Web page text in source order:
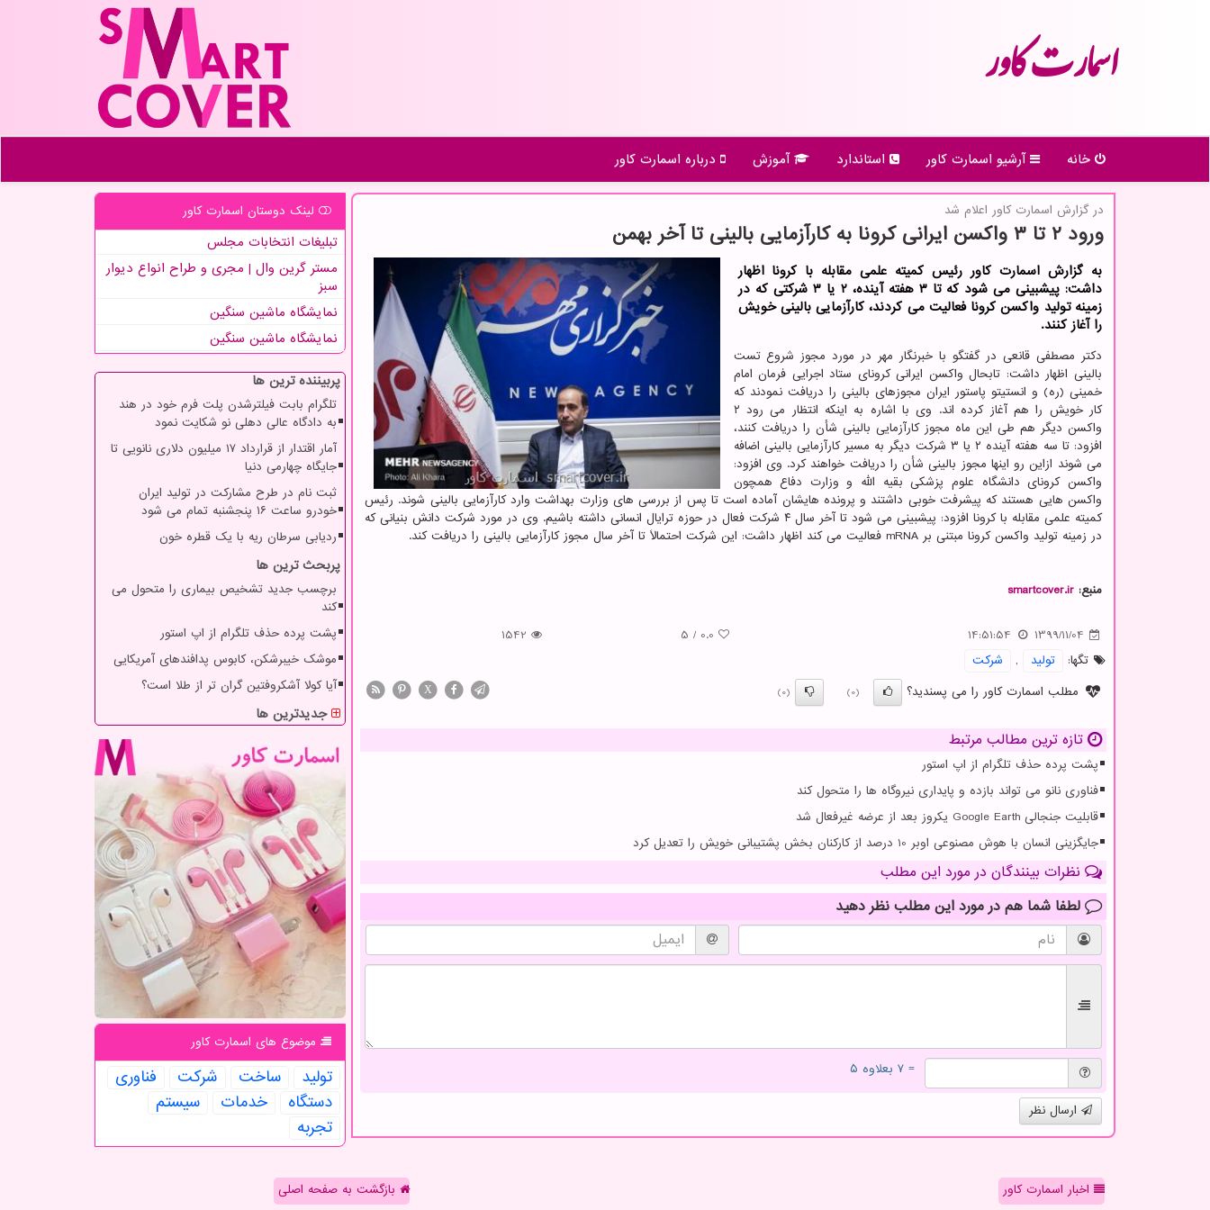
اسمارت كاور
خانه آرشیو اسمارت كاور استاندارد آموزش درباره اسمارت كاور
در گزارش اسمارت كاور اعلام شد
ورود ۲ تا ۳ واكسن ایرانی كرونا به كارآزمایی بالینی تا آخر بهمن
به گزارش اسمارت کاور رئیس کمیته علمی مقابله با کرونا اظهار
داشت: پیشبینی می شود که تا ۳ هفته آینده، ۲ یا ۳ شرکتی که در
زمینه تولید واکسن کرونا فعالیت می کردند، کارآزمایی بالینی خویش
را آغاز کنند.
دکتر مصطفی قانعی در گفتگو با خبرنگار مهر در مورد مجوز شروع تست
بالینی اظهار داشت: تابحال واکسن ایرانی کرونای ستاد اجرایی فرمان امام
خمینی (ره) و انستیتو پاستور ایران مجوزهای بالینی را دریافت نمودند که
کار خویش را هم آغاز کرده اند. وی با اشاره به اینکه انتظار می رود ۲
واکسن دیگر هم طی این ماه مجوز کارآزمایی بالینی شأن را دریافت کنند،
افزود: تا سه هفته آینده ۲ یا ۳ شرکت دیگر به مسیر کارآزمایی بالینی اضافه
می شوند ازاین رو اینها مجوز بالینی شأن را دریافت خواهند کرد. وی افزود:
واکسن کرونای دانشگاه علوم پزشکی بقیه الله و وزارت دفاع همچون
واکسن هایی هستند که پیشرفت خوبی داشتند و پرونده هایشان آماده است تا پس از بررسی های وزارت بهداشت وارد کارآزمایی بالینی شوند. رئیس
کمیته علمی مقابله با کرونا افزود: پیشبینی می شود تا آخر سال ۴ شرکت فعال در حوزه ترایال انسانی داشته باشیم. وی در مورد شرکت دانش بنیانی که
در زمینه تولید واکسن کرونا مبتنی بر mRNA فعالیت می کند اظهار داشت: این شرکت احتمالاً تا آخر سال مجوز کارآزمایی بالینی را دریافت کند.
منبع: smartcover.ir
1399/11/04
14:51:54
0.0
/
5
1542
تگها:
تولید ,
شركت
مطلب اسمارت کاور را می پسندید؟
(0)
(0)
X
تازه ترین مطالب مرتبط
پشت پرده حذف تلگرام از اپ استور
فناوری نانو می تواند بازده و پایداری نیروگاه ها را متحول کند
قابلیت جنجالی Google Earth یکروز بعد از عرضه غیرفعال شد
جایگزینی انسان با هوش مصنوعی اوبر 10 درصد از کارکنان بخش پشتیبانی خویش را تعدیل کرد
نظرات بینندگان در مورد این مطلب
لطفا شما هم در مورد این مطلب نظر دهید
= ۷ بعلاوه ۵
ارسال نظر
لینک دوستان اسمارت كاور
تبلیغات انتخابات مجلس
مستر گرین وال | مجری و طراح انواع دیوار
سبز
نمایشگاه ماشین سنگین
نمایشگاه ماشین سنگین
پربیننده ترین ها
تلگرام بابت فیلترشدن پلت فرم خود در هند
به دادگاه عالی دهلی نو شکایت نمود
آمار اقتدار از قرارداد ۱۷ میلیون دلاری نانویی تا
جایگاه چهارمی دنیا
ثبت نام در طرح مشارکت در تولید ایران
خودرو ساعت ۱۶ پنجشنبه تمام می شود
ردیابی سرطان ریه با یک قطره خون
پربحث ترین ها
برچسب جدید تشخیص بیماری را متحول می
کند
پشت پرده حذف تلگرام از اپ استور
موشک خیبرشکن، کابوس پدافندهای آمریکایی
آیا کولا آشکروفتین گران تر از طلا است؟
جدیدترین ها
موضوع های اسمارت كاور
تولید ساخت شركت
فناوری
دستگاه
خدمات
سیستم
تجربه
اخبار اسمارت کاور بازگشت به صفحه اصلی